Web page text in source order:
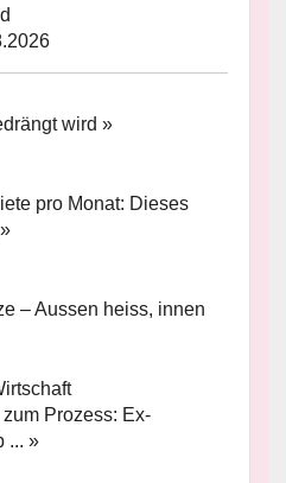
wird »
pro Monat: Dieses
– Aussen heiss, innen
Prozess: Ex-
... »